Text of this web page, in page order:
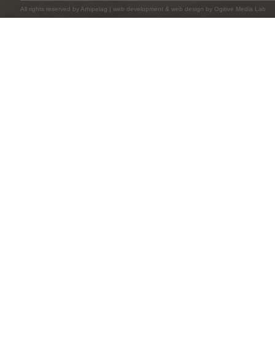
All rights reserved by Arhipelag | web development & web design by Ogitive Media Lab